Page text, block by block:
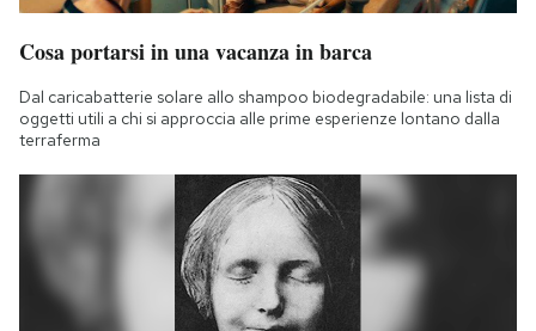
Cosa portarsi in una vacanza in barca
Dal caricabatterie solare allo shampoo biodegradabile: una lista di
oggetti utili a chi si approccia alle prime esperienze lontano dalla
terraferma